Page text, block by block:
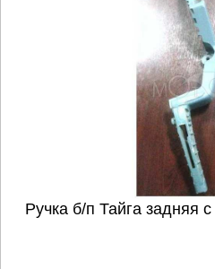
Ручка б/п Тайга задняя